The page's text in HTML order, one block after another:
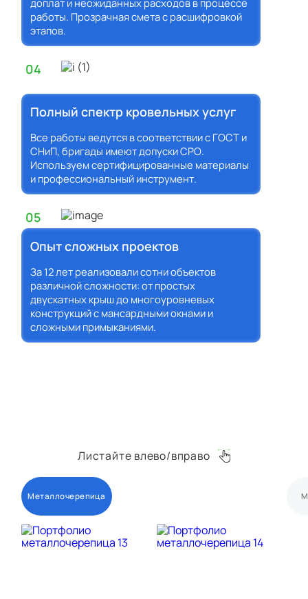
работы. Прозрачная смета с расшифровкой
этапов.
04
Полный спектр кровельных услуг
Все работы ведутся в соответствии с ГОСТ и
СНиП, бригады имеют допуски СРО.
Используем сертифицированные материалы
и профессиональный инструмент.
05
Опыт сложных проектов
За 12 лет реализовали сотни объектов
различной сложности: от простых
двускатных крыш до многоуровневых
конструкций с мансардными окнами и
сложными примыканиями.
Листайте влево/вправо
Металлочерепица